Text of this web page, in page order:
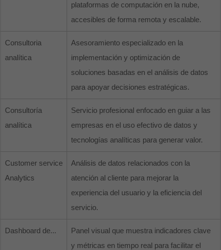
plataformas de computación en la nube,
accesibles de forma remota y escalable.
Consultoria
analítica
Asesoramiento especializado en la
implementación y optimización de
soluciones basadas en el análisis de datos
para apoyar decisiones estratégicas.
Consultoría
analítica
Servicio profesional enfocado en guiar a las
empresas en el uso efectivo de datos y
tecnologías analíticas para generar valor.
Customer service
Analytics
Análisis de datos relacionados con la
atención al cliente para mejorar la
experiencia del usuario y la eficiencia del
servicio.
Dashboard de...
Panel visual que muestra indicadores clave
y métricas en tiempo real para facilitar el